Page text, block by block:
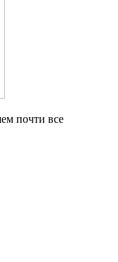
почти все